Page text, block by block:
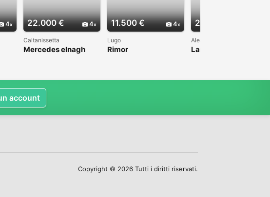
4 22.000 € 4
Caltanissetta
Mercedes elnagh
11.500 € 4
Lugo
Rimor
22.000 €
Alessandria
Laika Ecovip 200i 2.8
account
Copyright © 2026 Tutti i diritti riservati.